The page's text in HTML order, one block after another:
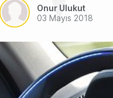
Onur Ulukut
03 Mayıs 2018